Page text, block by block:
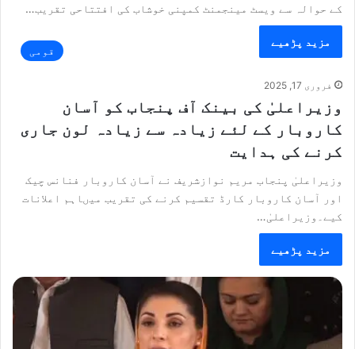
کے حوالہ سے ویسٹ مینجمنٹ کمپنی خوشاب کی افتتاحی تقریب…
مزید پڑھیے
قومی
فروری 17, 2025
وزیراعلیٰ کی بینک آف پنجاب کو آسان
کاروبار کے لئے زیادہ سے زیادہ لون جاری
کرنے کی ہدایت
وزیراعلیٰ پنجاب مریم نوازشریف نے آسان کاروبار فنانس چیک
اور آسان کاروبار کارڈ تقسیم کرنے کی تقریب میںاہم اعلانات
کیے۔وزیراعلیٰ…
مزید پڑھیے